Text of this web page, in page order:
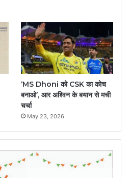
‘MS Dhoni को CSK का कोच
बनाओ’, आर अश्विन के बयान से मची
चर्चा
May 23, 2026